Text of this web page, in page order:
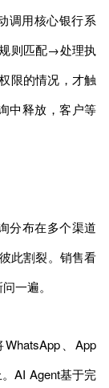
调用核心银行系
则匹配→处理执
限的情况，才触
中释放，客户等
分布在多个渠道
此割裂。销售看
一遍。
、App
AI Agent基于完